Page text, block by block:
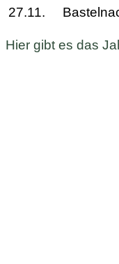
27.11.
Hier gibt es das